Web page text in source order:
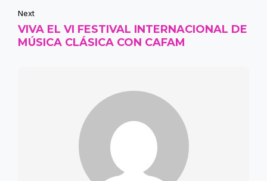
Next
VIVA EL VI FESTIVAL INTERNACIONAL DE
MÚSICA CLÁSICA CON CAFAM